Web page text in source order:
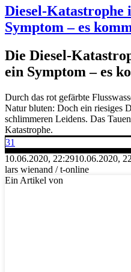
Diesel-
Symptom – es
Die Diesel-
ein Symptom – es
Durch das rot gefärbte
Natur bluten: Doch ein riesiges
schlimmeren Leidens. Das
Katastrophe.
31
10.06.2020, 22:2910.06.2020,
lars wienand / t-online
Ein Artikel von